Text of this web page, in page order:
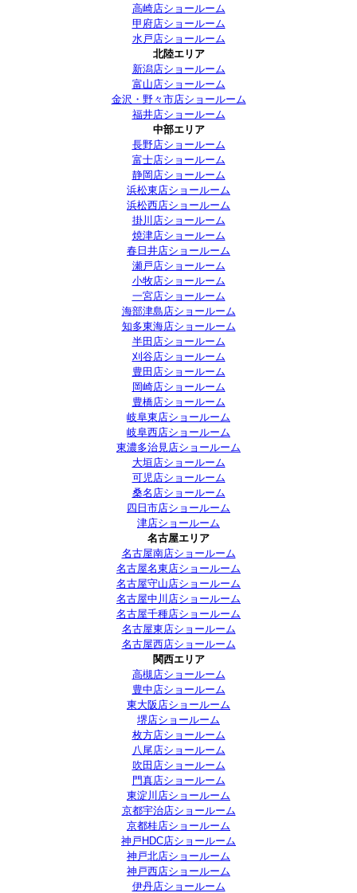
高崎店ショールーム
甲府店ショールーム
水戸店ショールーム
北陸エリア
新潟店ショールーム
富山店ショールーム
金沢・野々市店ショールーム
福井店ショールーム
中部エリア
長野店ショールーム
富士店ショールーム
静岡店ショールーム
浜松東店ショールーム
浜松西店ショールーム
掛川店ショールーム
焼津店ショールーム
春日井店ショールーム
瀬戸店ショールーム
小牧店ショールーム
一宮店ショールーム
海部津島店ショールーム
知多東海店ショールーム
半田店ショールーム
刈谷店ショールーム
豊田店ショールーム
岡崎店ショールーム
豊橋店ショールーム
岐阜東店ショールーム
岐阜西店ショールーム
東濃多治見店ショールーム
大垣店ショールーム
可児店ショールーム
桑名店ショールーム
四日市店ショールーム
津店ショールーム
名古屋エリア
名古屋南店ショールーム
名古屋名東店ショールーム
名古屋守山店ショールーム
名古屋中川店ショールーム
名古屋千種店ショールーム
名古屋東店ショールーム
名古屋西店ショールーム
関西エリア
高槻店ショールーム
豊中店ショールーム
東大阪店ショールーム
堺店ショールーム
枚方店ショールーム
八尾店ショールーム
吹田店ショールーム
門真店ショールーム
東淀川店ショールーム
京都宇治店ショールーム
京都桂店ショールーム
神戸HDC店ショールーム
神戸北店ショールーム
神戸西店ショールーム
伊丹店ショールーム